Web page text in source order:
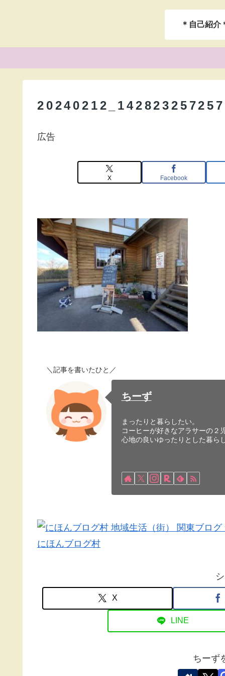
＊自己紹介
広告
X Facebook
＼記事を書いたひと／
ちーず
まったりと暮らしたい。
コーヒーが好きなアラサーの２
心地の良いゆったりとした暮ら
にほんブログ村
X
LINE
ちーず